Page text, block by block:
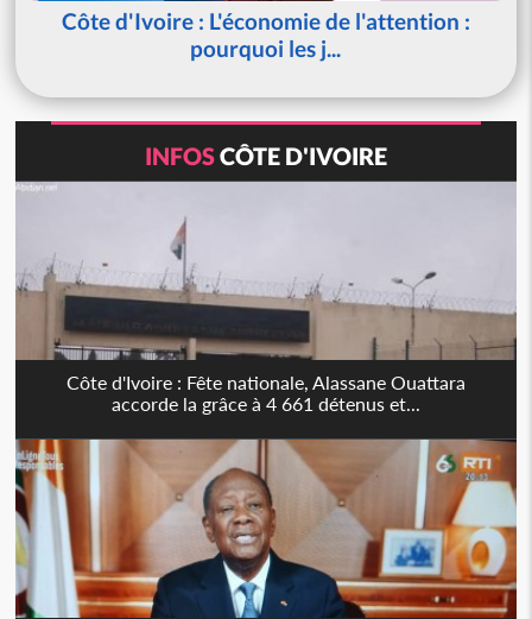
Côte d'Ivoire : L'économie de l'attention :
pourquoi les j...
INFOSCÔTE D'IVOIRE
Côte d'Ivoire : Fête nationale, Alassane Ouattara
accorde la grâce à 4 661 détenus et...